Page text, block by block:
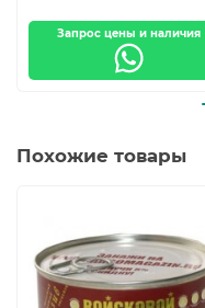
Запрос цены и наличия
Похожие товары